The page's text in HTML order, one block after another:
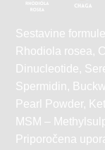
Sestavine
Rhodiola rosea,
Dinucleotide,
Spermidin,
Pearl Powder,
MSM –
Priporočena